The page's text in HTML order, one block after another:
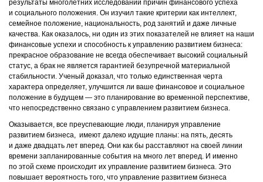
результаты многолетних исследований причин финансового успеха
и социального положения. Он изучил такие критерии как интеллект,
семейное положение, национальность, род занятий и даже личные
качества. Как оказалось, ни один из этих показателей не влияет на наши
финансовые успехи и способность к управлению развитием бизнеса:
прекрасное образование не всегда обеспечивает высокий социальный
статус, а брак не является гарантией безупречной материальной
стабильности. Ученый доказал, что только единственная черта
характера определяет, улучшится ли ваше финансовое и социальное
положение в будущем ― это планирование во временной перспективе,
что непосредственно связано с управлением развитием бизнеса.
Оказывается, все преуспевающие люди, планируя управление
развитием бизнеса, имеют далеко идущие планы: на пять, десять
и даже двадцать лет вперед. Они как бы расставляют на своей линии
времени запланированные события на много лет вперед. И именно
по этой схеме происходит их управление развитием бизнеса. Это
повышает вероятность того, что управление развитием бизнеса